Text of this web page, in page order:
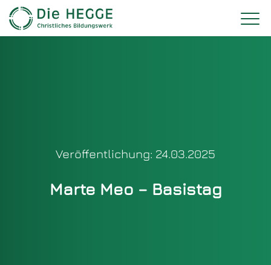
Veröffentlichung: 24.03.2025
Marte Meo – Basistag